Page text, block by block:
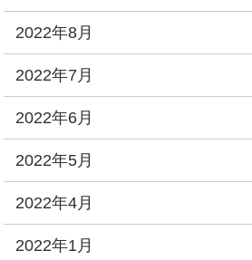
2022年8月
2022年7月
2022年6月
2022年5月
2022年4月
2022年1月